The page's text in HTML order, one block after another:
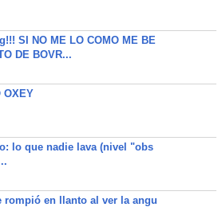
SI NO ME LO COMO ME BE
DE BOVR...
OXEY
lo que nadie lava (nivel "obs
rompió en llanto al ver la angu